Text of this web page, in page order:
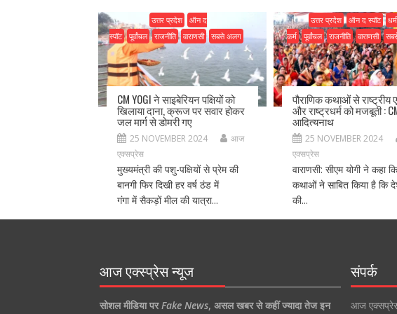
उत्तर प्रदेश
ऑन द
स्पॉट
पूर्वांचल राजनीति वाराणसी सबसे अलग
CM YOGI ने साइबेरियन पक्षियों को
खिलाया दाना, क्रूज पर सवार होकर
जल मार्ग से डोमरी गए
25 NOVEMBER 2024
आज
एक्सप्रेस
मुख्यमंत्री की पशु-पक्षियों से प्रेम की
बानगी फिर दिखी हर वर्ष ठंड में
गंगा में सैकड़ों मील की यात्रा...
उत्तर प्रदेश ऑन द स्पॉट
कर्म
पूर्वांचल राजनीति वाराणसी
पौराणिक कथाओं से राष्ट्रीय
और राष्ट्रधर्म को मजबूती :
आदित्यनाथ
25 NOVEMBER 2024
एक्सप्रेस
वाराणसी: सीएम योगी ने कहा
कथाओं ने साबित किया है कि
की...
आज एक्स्प्रेस न्यूज
सोशल मीडिया परFake News, असल खबर से कहीं ज्यादा तेज इन
संपर्क
आज